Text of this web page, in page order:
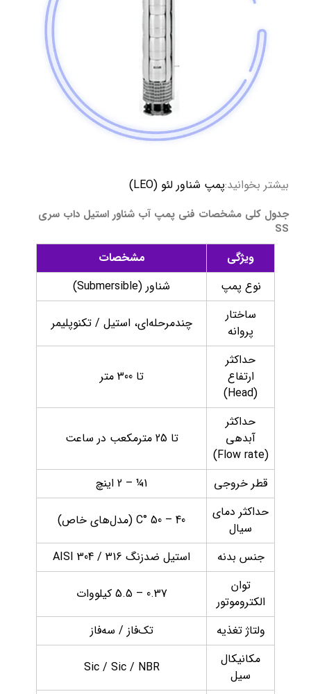
بیشتر بخوانید:پمپ شناور لئو (LEO)
جدول کلی مشخصات فنی پمپ آب شناور استیل داب سری
SS
ویژگی
مشخصات
نوع پمپ
شناور (Submersible)
ساختار
پروانه
چندمرحله‌ای، استیل / تکنوپلیمر
حداکثر
ارتفاع
(Head)
تا 300 متر
حداکثر
آبدهی
(Flow rate)
تا 25 مترمکعب در ساعت
قطر خروجی
1¼ – 2 اینچ
حداکثر دمای
سیال
40 – 50 °C (مدل‌های خاص)
جنس بدنه
استیل ضدزنگ AISI 304 / 316
توان
الکتروموتور
0.37 – 5.5 کیلووات
ولتاژ تغذیه
تک‌فاز / سه‌فاز
مکانیکال
سیل
Sic / Sic / NBR